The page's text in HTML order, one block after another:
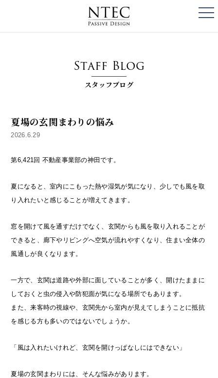
Staff Blog
スタッフブログ
夏場の玄関まわりの悩み
2026.6.29
第6,421回 不動産事業部の神田です。
夏になると、室内にこもった熱や湿気が気になり、少しでも風を取
り入れたいと感じることが増えてきます。
窓を開けて風を通すだけでなく、玄関からも風を取り入れることが
できると、廊下やリビングへ空気が流れやすくなり、住まい全体の
風通しが良くなります。
一方で、玄関は道路や外部に面していることが多く、開けたままに
しておくと虫の侵入や防犯面が気になる場所でもあります。
また、来客時の視線や、玄関先から室内が見えてしまうことに抵抗
を感じる方も多いのではないでしょうか。
「風は入れたいけれど、玄関を開けっぱなしにはできない」
夏場の玄関まわりには、そんな悩みがあります。